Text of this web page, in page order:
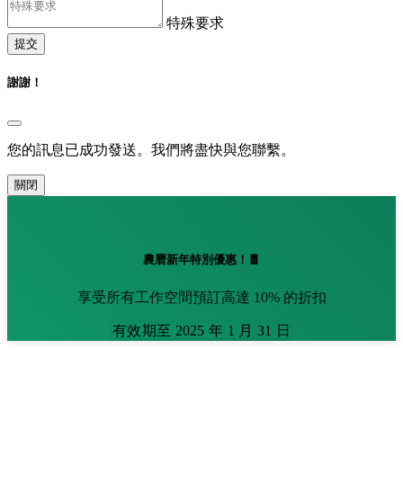
特殊要求
提交
謝謝！
您的訊息已成功發送。我們將盡快與您聯繫。
關閉
農曆新年特別優惠！🧧
享受所有工作空間預訂高達 10% 的折扣
有效期至 2025 年 1 月 31 日